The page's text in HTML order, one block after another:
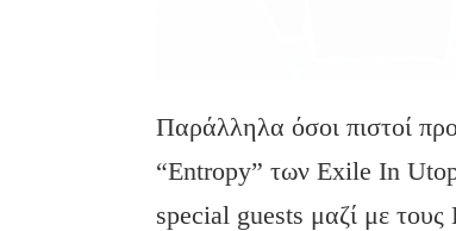
Παράλληλα όσοι πιστοί
“Εntropy” των Exile In
special guests μαζί με